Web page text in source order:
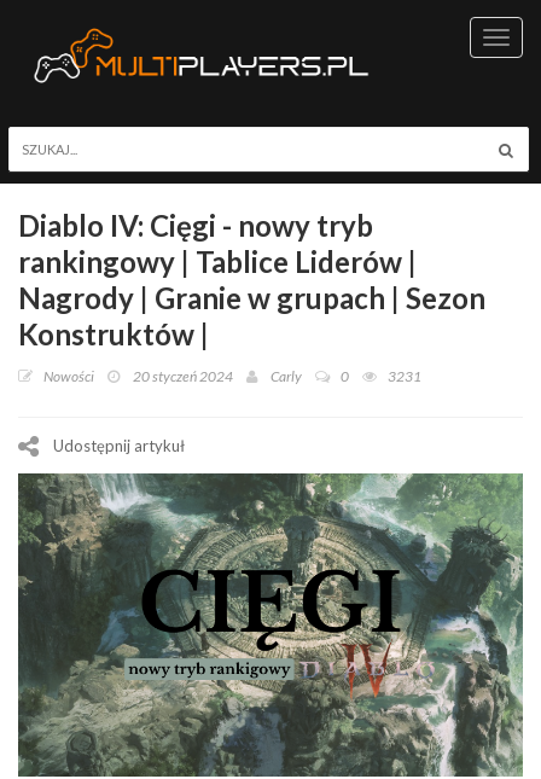
Diablo IV: Cięgi - nowy tryb
rankingowy | Tablice Liderów |
Nagrody | Granie w grupach | Sezon
Konstruktów |
Nowości 20 styczeń 2024 Carly 0 3231
Udostępnij artykuł